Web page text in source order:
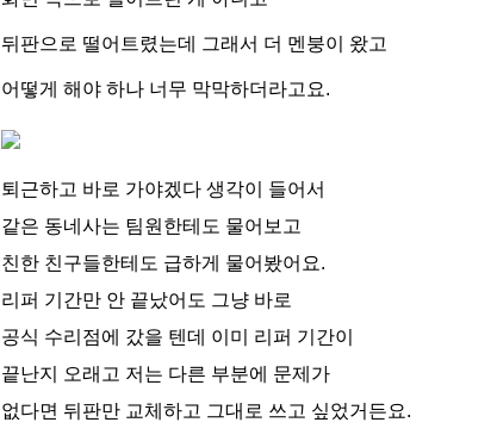
뒤판으로 떨어트렸는데 그래서 더 멘붕이 왔고
어떻게 해야 하나 너무 막막하더라고요.
퇴근하고 바로 가야겠다 생각이 들어서
같은 동네사는 팀원한테도 물어보고
친한 친구들한테도 급하게 물어봤어요.
리퍼 기간만 안 끝났어도 그냥 바로
공식 수리점에 갔을 텐데 이미 리퍼 기간이
끝난지 오래고 저는 다른 부분에 문제가
없다면 뒤판만 교체하고 그대로 쓰고 싶었거든요.